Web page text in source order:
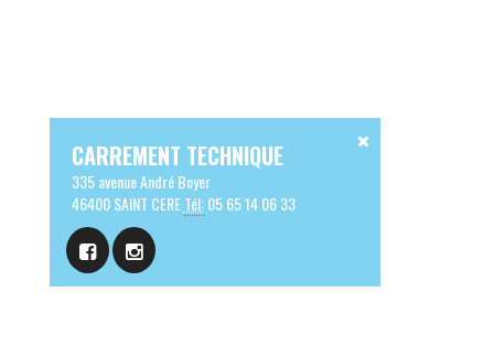
CARREMENT TECHNIQUE
335 avenue André Boyer
46400 SAINT CERETél:05 65 14 06 33